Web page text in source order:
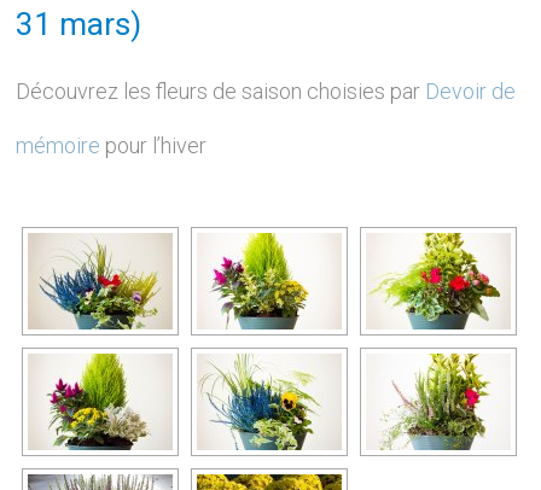
31 mars)
Découvrez les fleurs de saison choisies par Devoir de
mémoire pour l’hiver